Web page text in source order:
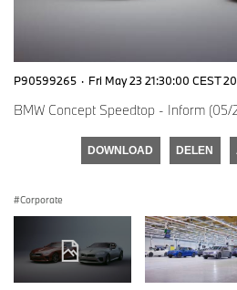
P90599265 · Fri May 23 21:30:00 CEST
BMW Concept Speedtop - Inform (05/
DOWNLOAD DELEN
Corporate